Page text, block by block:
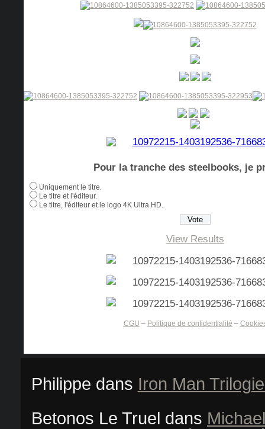
Pour la tranche des steelbooks, je
Uniquement le titre.
Le titre et l'éditeur.
Le titre, l'éditeur et le logo 4K Ultra HD.
View Results
CGU – Politique de confidentialité –
Philippe dans Iron Man
Betonos Le Truel dans